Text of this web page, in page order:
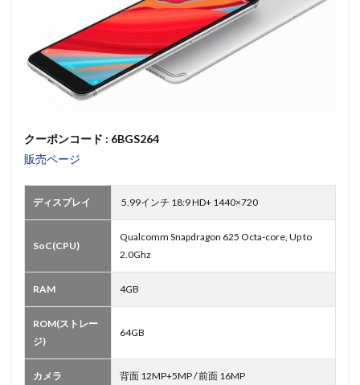
クーポンコード : 6BGS264
販売ページ
ディスプレイ 5.99インチ 18:9 HD+ 1440×720
SoC(CPU)
Qualcomm Snapdragon 625 Octa-core, Up to
2.0Ghz
RAM 4GB
ROM(ストレー
ジ)
64GB
カメラ 背面 12MP+5MP / 前面 16MP